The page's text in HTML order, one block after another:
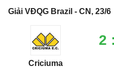
Giải VĐQG Brazil - CN, 23/6
Criciuma
2